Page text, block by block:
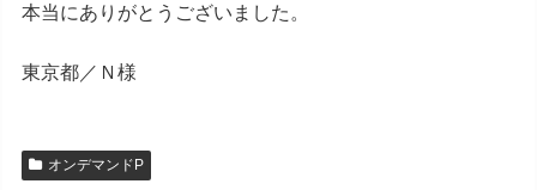
本当にありがとうございました。
東京都／Ｎ様
オンデマンドP